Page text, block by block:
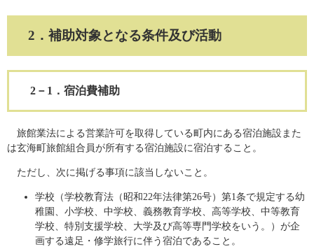
2．補助対象となる条件及び活動
2－1．宿泊費補助
旅館業法による営業許可を取得している町内にある宿泊施設また
は玄海町旅館組合員が所有する宿泊施設に宿泊すること。
ただし、次に掲げる事項に該当しないこと。
学校（学校教育法（昭和22年法律第26号）第1条で規定する幼
稚園、小学校、中学校、義務教育学校、高等学校、中等教育
学校、特別支援学校、大学及び高等専門学校をいう。）が企
画する遠足・修学旅行に伴う宿泊であること。